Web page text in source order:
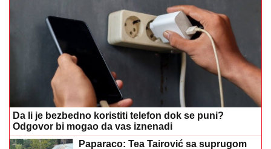
"ZLO ĆE SE PRETVARATI DA JE
DOBRO"
Dea Đurđević iznenadila
objavom, voditeljka podelila savet:
"Kad god vidiš zlo, veruj da je zlo"
Voditeljki RTS-a TELO CELO U
MIŠIĆIMA, skinula se u bikini i
pokazala RASNE OBLINE Skroz joj
popustile kočnice, slike sa odmora
napravile dar-mar